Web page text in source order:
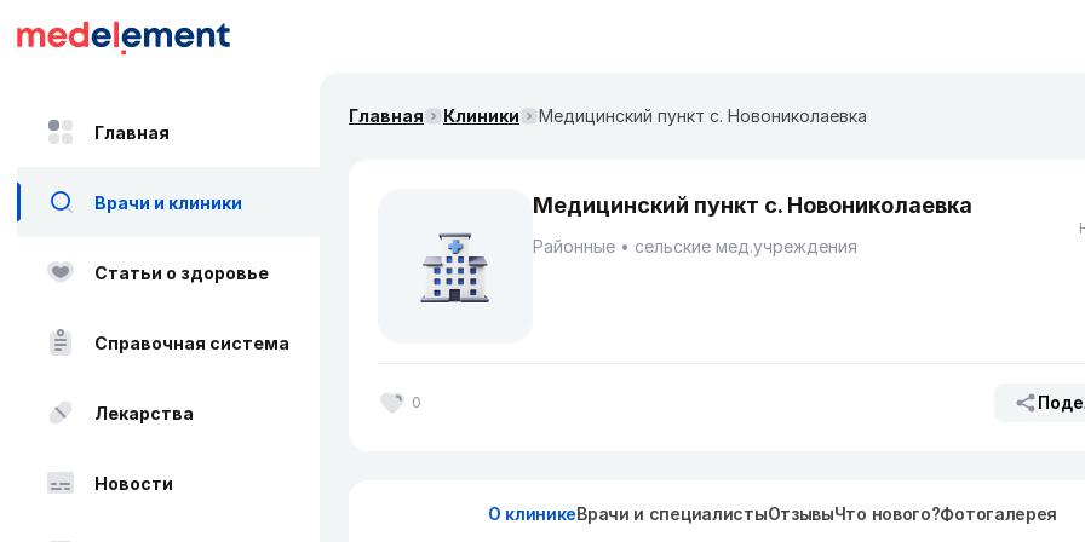
Главная
Врачи и клиники
Статьи о здоровье
Справочная система
Лекарства
Новости
Главная Клиники Медицинский пункт с. Новониколаевка
Медицинский пункт с. Новониколаевка
Районные сельские мед.учреждения
0
О клиникеВрачи и специалистыОтзывыЧто нового?Фотогалерея